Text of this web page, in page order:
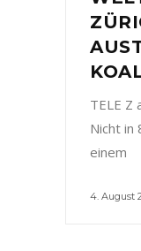
TELE Z
Nicht in
einem
4. August